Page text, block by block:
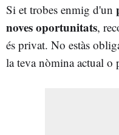
Si et trobes enmig d'un
noves oportunitats,
és privat. No estàs
la teva nòmina actual o